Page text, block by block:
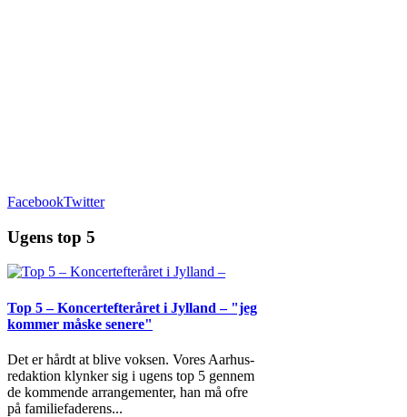
FacebookTwitter
Ugens top 5
Top 5 – Koncertefteråret i Jylland – "jeg
kommer måske senere"
Det er hårdt at blive voksen. Vores Aarhus-
redaktion klynker sig i ugens top 5 gennem
de kommende arrangementer, han må ofre
på familiefaderens...